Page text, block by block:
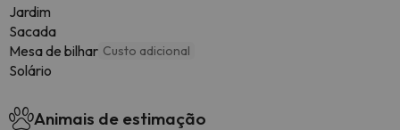
Jardim
Sacada
Mesa de bilhar Custo adicional
Solário
Animais de estimação